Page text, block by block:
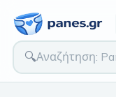
🔍